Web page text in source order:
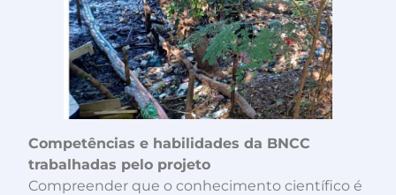
Competências e habilidades da BNCC
trabalhadas pelo projeto
Compreender que o conhecimento científico é